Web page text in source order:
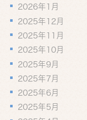
2026年1月
2025年12月
2025年11月
2025年10月
2025年9月
2025年7月
2025年6月
2025年5月